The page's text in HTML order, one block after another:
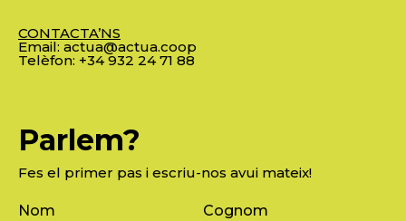
CONTACTA’NS
Email: actua@actua.coop
Telèfon: +34 932 24 71 88
Parlem?
Fes el primer pas i escriu-nos avui mateix!